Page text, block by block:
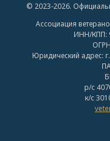
© 2023-2026.
Ассоциация
ИНН/КПП:
Юридический адрес:
р/с
к/с